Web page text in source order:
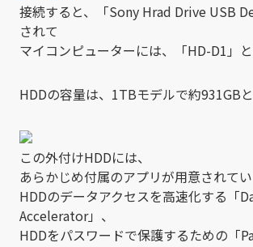
接続すると、「Sony Hrad Drive USB
されて
マイコンピューターには、「HD-D1」と
HDDの容量は、1TBモデルで約931GBと
この外付けHDDには、
あらかじめ付属のアプリが用意されてい
HDDのデータアクセスを高速化する「
Accelerator」、
HDDをパスワードで保護するための「